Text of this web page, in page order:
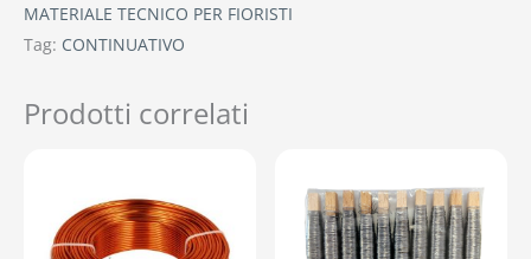
MATERIALE TECNICO PER FIORISTI
Tag: CONTINUATIVO
Prodotti correlati